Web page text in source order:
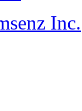
Inc.